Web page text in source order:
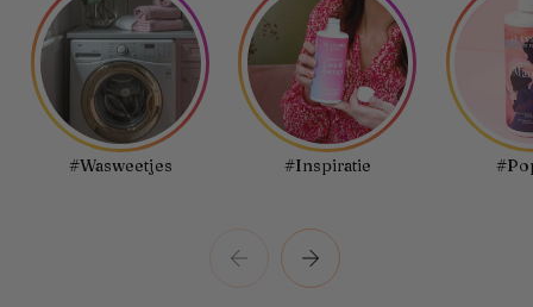
#Wasweetjes #Inspiratie